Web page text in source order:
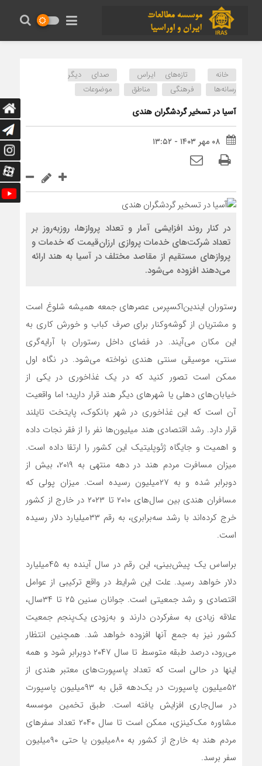
خانه تازه‌های ایراس
صدای دیگر
رسانه‌ها
فرهنگی مناطق موضوعات
آسیا در تسخیر گردشگران هندی
۰۸ مهر ۱۴۰۳ - ۱۳:۵۲
در کنار روند افزایشی آمار و تعداد پروازها، روزبه‌‌‌روز بر
تعداد شرکت‌های خدمات پروازی ارزان‌‌‌قیمت که خدمات و
پروازهای مستقیم از مقاصد مختلف در آسیا به هند ارائه
می‌دهند افزوده می‌شود.
رستوران ایندین‌اکسپرس عصرهای جمعه همیشه شلوغ است
و مشتریان از گوشه‌‌‌وکنار برای صرف کباب و خورش کاری به
این مکان می‌‌‌آیند. در فضای داخل رستوران با آرایه‌‌‌گری
سنتی، موسیقی سنتی هندی نواخته می‌شود. در نگاه اول
ممکن است تصور کنید که در یک غذاخوری در یکی از
خیابان‌‌‌های دهلی یا شهرهای دیگر هند قرار دارید؛ اما واقعیت
آن است که این غذاخوری در شهر بانکوک، پایتخت تایلند
قرار دارد. رشد اقتصادی هند میلیون‌‌‌ها نفر را از فقر نجات داده
و اهمیت و جایگاه ژئوپلیتیک این کشور را ارتقا داده است.
میزان مسافرت مردم هند در دهه منتهی به ۲۰۱۹، بیش از
دوبرابر شده و به ۲۷میلیون رسیده است. میزان پولی که
مسافران هندی بین سال‌های ۲۰۱۰ تا ۲۰۲۳ در خارج از کشور
خرج کرده‌‌‌اند با رشد سه‌برابری، به رقم ۳۳میلیارد دلار رسیده
است.
براساس یک پیش‌بینی، این رقم در سال آینده به ۴۵میلیارد
دلار خواهد رسید. علت این شرایط در واقع ترکیبی از عوامل
اقتصادی و رشد جمعیتی است. جوانان سنین ۲۵ تا ۳۴سال،
علاقه زیادی به سفرکردن دارند و به‌‌‌زودی یک‌‌‌پنجم جمعیت
کشور نیز به جمع آنها افزوده خواهد شد. همچنین انتظار
می‌رود، ‌درصد طبقه متوسط تا سال ۲۰۴۷ دوبرابر شود و همه
اینها در حالی است که تعداد پاسپورت‌‌‌های معتبر هندی از
۵۲میلیون پاسپورت‌‌‌ در یک‌دهه قبل به ۹۳میلیون پاسپورت‌‌‌
در سال‌جاری افزایش ‌‌‌یافته است. طبق تخمین موسسه
مشاوره مک‌‌‌کینزی، ممکن است تا سال ۲۰۴۰ تعداد سفرهای
مردم هند به خارج از کشور به ۸۰میلیون یا حتی ۹۰میلیون
سفر برسد.